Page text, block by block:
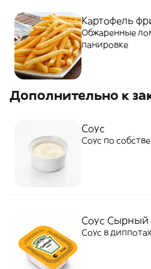
Картофель
Обжаренные
панировке
Дополнительно к
Соус
Соус по
Соус Сырный
Соус в диппотах